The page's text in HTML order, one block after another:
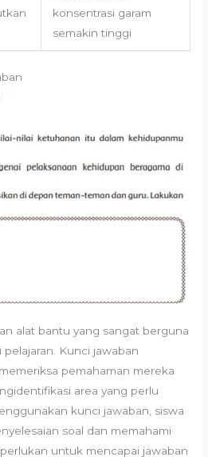
konsentrasi garam
semakin tinggi
alat bantu yang sangat berguna
Kunci jawaban
pemahaman mereka
area yang perlu
kunci jawaban, siswa
soal dan memahami
untuk mencapai jawaban